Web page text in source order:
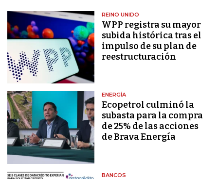
REINO UNIDO
WPP registra su mayor
subida histórica tras el
impulso de su plan de
reestructuración
ENERGÍA
Ecopetrol culminó la
subasta para la compra
de 25% de las acciones
de Brava Energía
BANCOS